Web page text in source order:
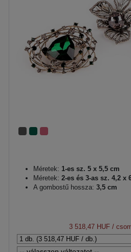
Méretek: 1-es sz. 5 x 5,5 cm
Méretek: 2-es és 3-as sz. 4,2 x
A gombostű hossza: 3,5 cm
3 518,47 HUF/